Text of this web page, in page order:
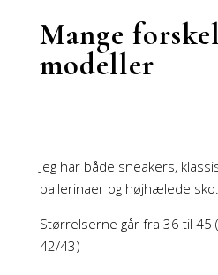
Mange
modeller
Jeg har både sneakers,
ballerinaer og højhælede sko.
Størrelserne går fra 36 til
42/43)